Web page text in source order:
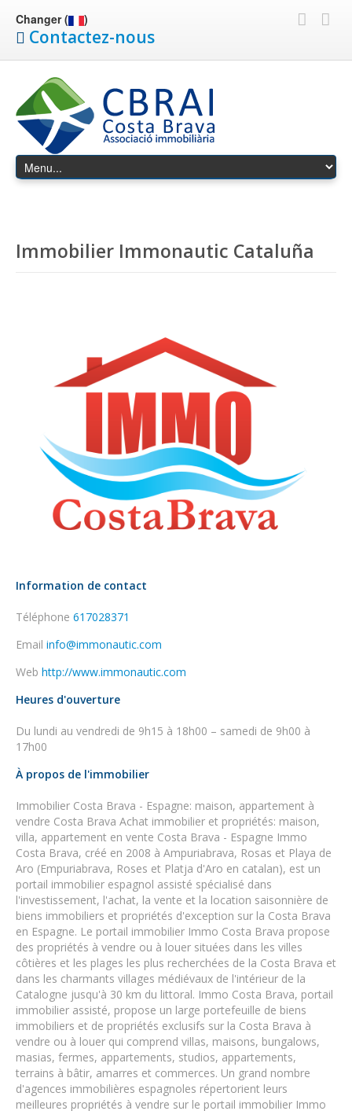
Changer ( )
Contactez-nous
Immobilier Immonautic Cataluña
Information de contact
Téléphone 617028371
Email info@immonautic.com
Web http://www.immonautic.com
Heures d'ouverture
Du lundi au vendredi de 9h15 à 18h00 – samedi de 9h00 à
17h00
À propos de l'immobilier
Immobilier Costa Brava - Espagne: maison, appartement à
vendre Costa Brava Achat immobilier et propriétés: maison,
villa, appartement en vente Costa Brava - Espagne Immo
Costa Brava, créé en 2008 à Ampuriabrava, Rosas et Playa de
Aro (Empuriabrava, Roses et Platja d'Aro en catalan), est un
portail immobilier espagnol assisté spécialisé dans
l'investissement, l'achat, la vente et la location saisonnière de
biens immobiliers et propriétés d'exception sur la Costa Brava
en Espagne. Le portail immobilier Immo Costa Brava propose
des propriétés à vendre ou à louer situées dans les villes
côtières et les plages les plus recherchées de la Costa Brava et
dans les charmants villages médiévaux de l'intérieur de la
Catalogne jusqu'à 30 km du littoral. Immo Costa Brava, portail
immobilier assisté, propose un large portefeuille de biens
immobiliers et de propriétés exclusifs sur la Costa Brava à
vendre ou à louer qui comprend villas, maisons, bungalows,
masias, fermes, appartements, studios, appartements,
terrains à bâtir, amarres et commerces. Un grand nombre
d'agences immobilières espagnoles répertorient leurs
meilleures propriétés à vendre sur le portail immobilier Immo